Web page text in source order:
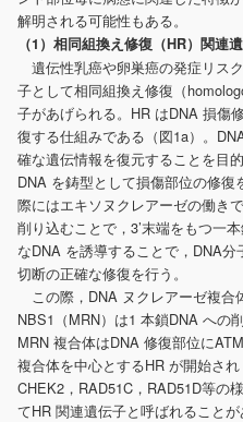
解明される可能性もある。
（1）相同組換え修復（HR）関連
遺伝性乳癌や卵巣癌の発症リス
子として相同組換え修復（
子があげられる。HR はDNA 損傷
復する仕組みである（図1a）。
確な遺伝情報を復元することを目
DNA を鋳型として損傷部位の修
際にはエキソヌクレアーゼの働き
削り込むことで，3’末端をもつ一
なDNA を誘導することで，DNA
切断の正確な修復を行う。
この際，DNA ヌクレアーゼ複合
NBS1（MRN）は1 本鎖DNA への
MRN 複合体はDNA 修復部位に
複合体を中心とするHR が開始さ
CHEK2，RAD51C，RAD51D等の
てHR 関連遺伝子と呼ばれることが